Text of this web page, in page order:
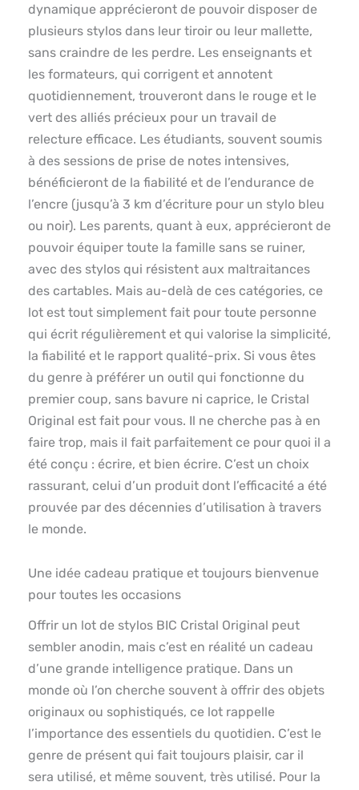
dynamique apprécieront de pouvoir disposer de
plusieurs stylos dans leur tiroir ou leur mallette,
sans craindre de les perdre. Les enseignants et
les formateurs, qui corrigent et annotent
quotidiennement, trouveront dans le rouge et le
vert des alliés précieux pour un travail de
relecture efficace. Les étudiants, souvent soumis
à des sessions de prise de notes intensives,
bénéficieront de la fiabilité et de l’endurance de
l’encre (jusqu’à 3 km d’écriture pour un stylo bleu
ou noir). Les parents, quant à eux, apprécieront de
pouvoir équiper toute la famille sans se ruiner,
avec des stylos qui résistent aux maltraitances
des cartables. Mais au-delà de ces catégories, ce
lot est tout simplement fait pour toute personne
qui écrit régulièrement et qui valorise la simplicité,
la fiabilité et le rapport qualité-prix. Si vous êtes
du genre à préférer un outil qui fonctionne du
premier coup, sans bavure ni caprice, le Cristal
Original est fait pour vous. Il ne cherche pas à en
faire trop, mais il fait parfaitement ce pour quoi il a
été conçu : écrire, et bien écrire. C’est un choix
rassurant, celui d’un produit dont l’efficacité a été
prouvée par des décennies d’utilisation à travers
le monde.
Une idée cadeau pratique et toujours bienvenue
pour toutes les occasions
Offrir un lot de stylos BIC Cristal Original peut
sembler anodin, mais c’est en réalité un cadeau
d’une grande intelligence pratique. Dans un
monde où l’on cherche souvent à offrir des objets
originaux ou sophistiqués, ce lot rappelle
l’importance des essentiels du quotidien. C’est le
genre de présent qui fait toujours plaisir, car il
sera utilisé, et même souvent, très utilisé. Pour la